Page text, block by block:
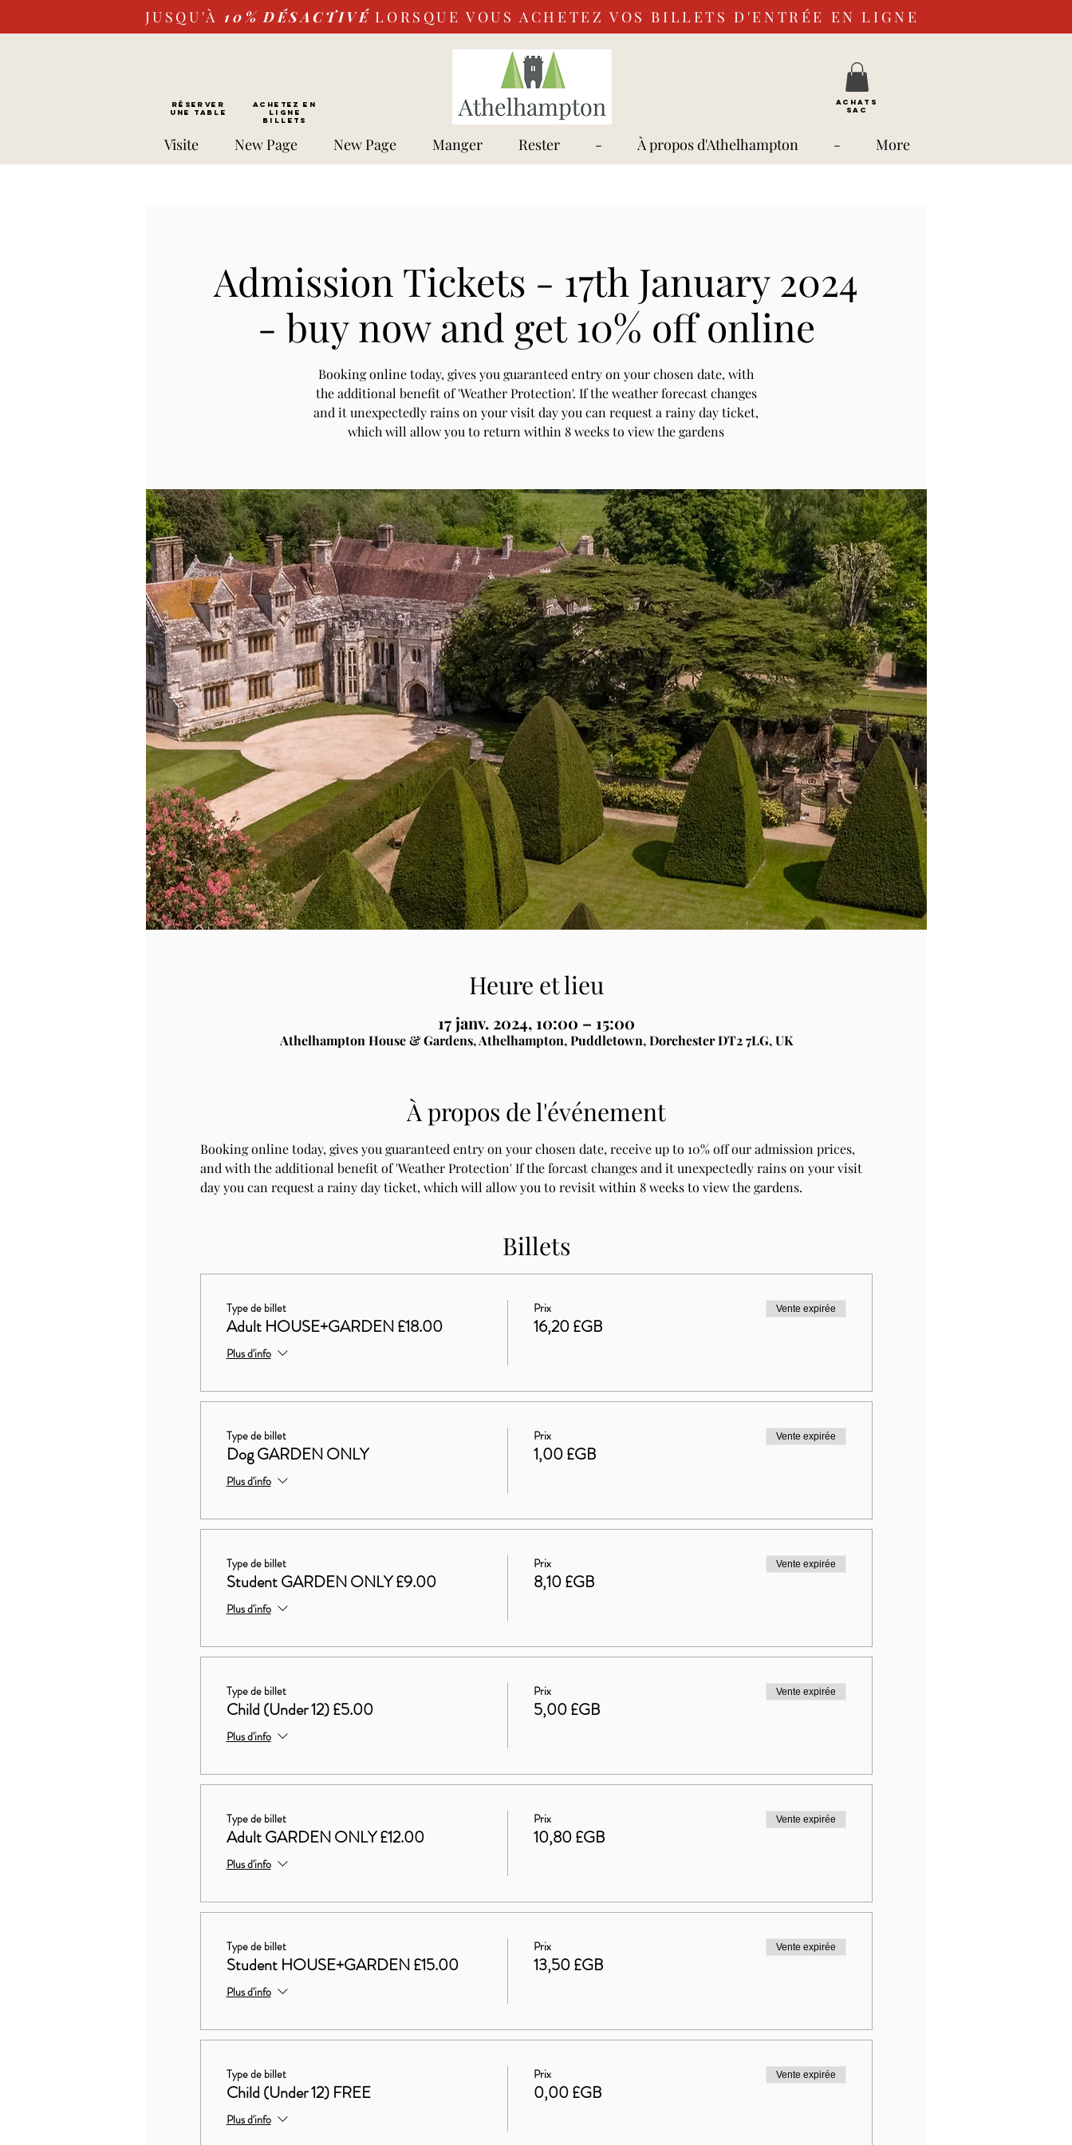
JUSQU'À 10% DÉSACTIVÉ LORSQUE VOUS ACHETEZ VOS BILLETS D'ENTRÉE EN LIGNE
RÉSERVER
UNE TABLE
Achetez EN
LIGNE
Billets
ACHATS
SAC
Visite New Page New Page Manger Rester - À propos d'Athelhampton - More
Admission Tickets - 17th January 2024
- buy now and get 10% off online
Booking online today, gives you guaranteed entry on your chosen date, with
the additional benefit of 'Weather Protection'. If the weather forecast changes
and it unexpectedly rains on your visit day you can request a rainy day ticket,
which will allow you to return within 8 weeks to view the gardens
Heure et lieu
17 janv. 2024, 10:00 – 15:00
Athelhampton House & Gardens, Athelhampton, Puddletown, Dorchester DT2 7LG, UK
À propos de l'événement
Booking online today, gives you guaranteed entry on your chosen date, receive up to 10% off our admission prices,
and with the additional benefit of 'Weather Protection' If the forcast changes and it unexpectedly rains on your visit
day you can request a rainy day ticket, which will allow you to revisit within 8 weeks to view the gardens.
Billets
Type de billet
Adult HOUSE+GARDEN £18.00
Plus d'info
Prix
16,20 £GB
Vente expirée
Type de billet
Dog GARDEN ONLY
Plus d'info
Prix
1,00 £GB
Vente expirée
Type de billet
Student GARDEN ONLY £9.00
Plus d'info
Prix
8,10 £GB
Vente expirée
Type de billet
Child (Under 12) £5.00
Plus d'info
Prix
5,00 £GB
Vente expirée
Type de billet
Adult GARDEN ONLY £12.00
Plus d'info
Prix
10,80 £GB
Vente expirée
Type de billet
Student HOUSE+GARDEN £15.00
Plus d'info
Prix
13,50 £GB
Vente expirée
Type de billet
Child (Under 12) FREE
Plus d'info
Prix
0,00 £GB
Vente expirée